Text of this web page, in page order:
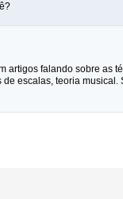
artigos falando sobre as
escalas, teoria